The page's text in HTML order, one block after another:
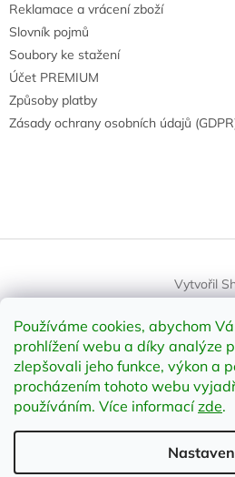
Používáme cookies, abychom
prohlížení webu a díky analýze
zlepšovali jeho funkce, výkon a
procházením tohoto webu
používáním. Více informacízde.
Reklamace a vrácení zboží
Slovník pojmů
Soubory ke stažení
Účet PREMIUM
Způsoby platby
Zásady ochrany osobních údajů
Vytvořil
Copyright 2026 element-shop.cz
.
Upravit nastavení